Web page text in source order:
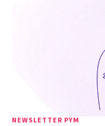
NEWSLETTER PYM